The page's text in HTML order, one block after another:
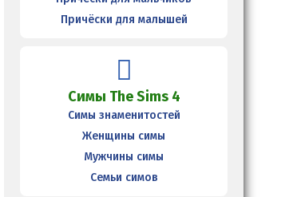
Причёски для малышей
Симы The Sims 4
Симы знаменитостей
Женщины симы
Мужчины симы
Семьи симов